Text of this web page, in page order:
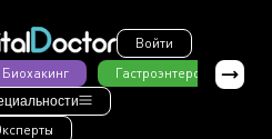
Войти
Биохакинг Гастроэнтерология